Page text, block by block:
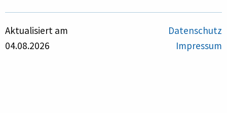
Aktualisiert am
04.08.2026
Datenschutz
Impressum